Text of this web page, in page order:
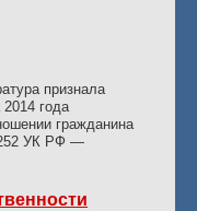
признала
года
гражданина
252 УК РФ —